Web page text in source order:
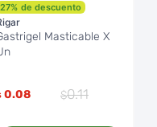
27% de descuento
Masticable X
0.08 0.11